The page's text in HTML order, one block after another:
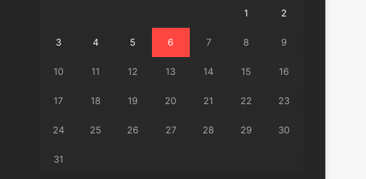
1 2
3 4 5 6 7 8 9
10 11 12 13 14 15 16
17 18 19 20 21 22 23
24 25 26 27 28 29 30
31